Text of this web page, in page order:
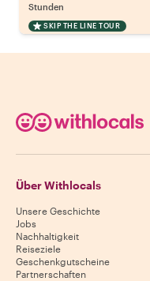
Stunden
SKIP THE LINE TOUR
Über Withlocals
Unsere Geschichte
Jobs
Nachhaltigkeit
Reiseziele
Geschenkgutscheine
Partnerschaften